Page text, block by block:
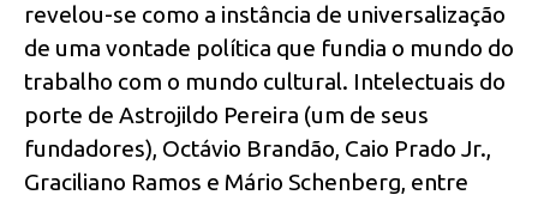
revelou-se como a instância de universalização
de uma vontade política que fundia o mundo do
trabalho com o mundo cultural. Intelectuais do
porte de Astrojildo Pereira (um de seus
fundadores), Octávio Brandão, Caio Prado Jr.,
Graciliano Ramos e Mário Schenberg, entre